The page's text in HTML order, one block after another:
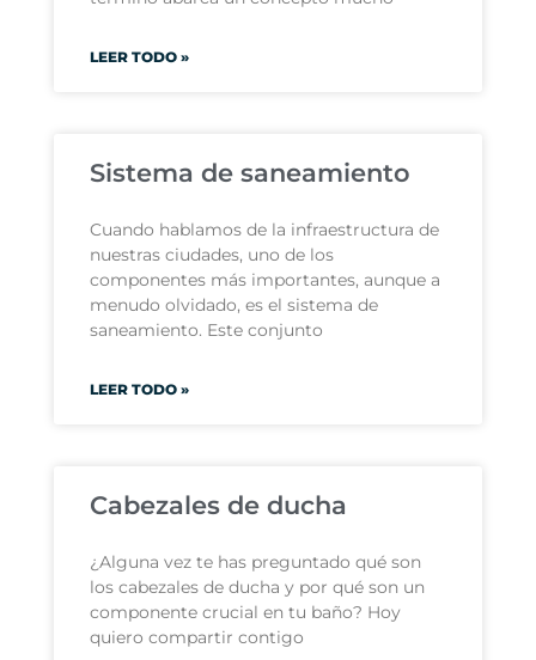
LEER TODO »
Sistema de saneamiento
Cuando hablamos de la infraestructura de
nuestras ciudades, uno de los
componentes más importantes, aunque a
menudo olvidado, es el sistema de
saneamiento. Este conjunto
LEER TODO »
Cabezales de ducha
¿Alguna vez te has preguntado qué son
los cabezales de ducha y por qué son un
componente crucial en tu baño? Hoy
quiero compartir contigo